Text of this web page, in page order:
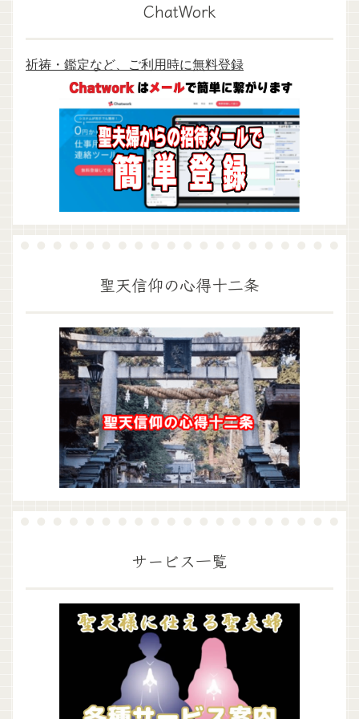
ChatWork
祈祷・鑑定など、ご利用時に無料登録
聖天信仰の心得十二条
サービス一覧